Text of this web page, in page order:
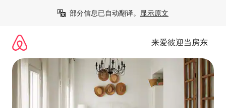
部分信息已自动翻译。 显示原文
来爱彼迎当房东